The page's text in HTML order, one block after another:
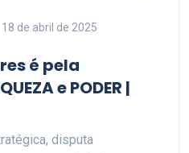
18 de abril de 2025
é pela
e PODER |
disputa